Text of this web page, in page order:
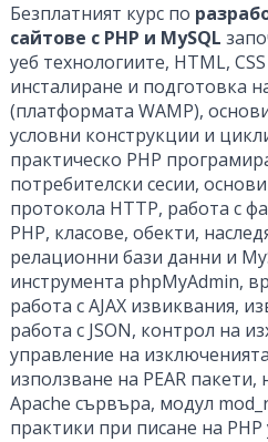
Безплатният курс по
сайтове с PHP и MySQL
уеб технологиите, HTML,
инсталиране и подготовка
(платформата WAMP),
условни конструкции и
практическо PHP
потребителски сесии,
протокола HTTP, работа с
PHP, класове, обекти,
релационни бази данни и
инструмента phpMyAdmin,
работа с AJAX извиквания,
работа с JSON, контрол на
управление на
използване на PEAR пакети,
Apache сървъра, модул
практики при писане на